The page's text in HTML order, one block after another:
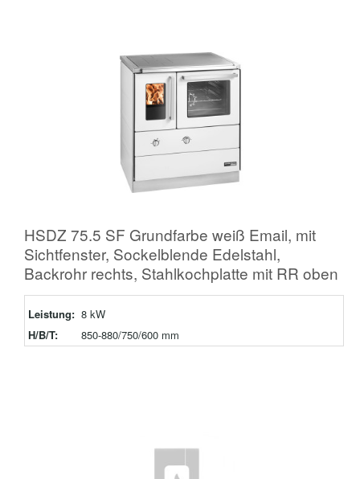
HSDZ 75.5 SF Grundfarbe weiß Email, mit
Sichtfenster, Sockelblende Edelstahl,
Backrohr rechts, Stahlkochplatte mit RR oben
Leistung: 8 kW
H/B/T:
850-880/750/600 mm